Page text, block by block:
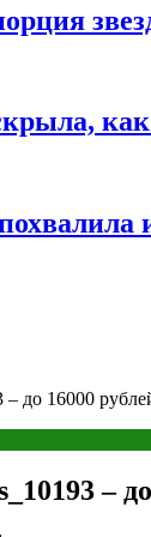
как
до 16000
–